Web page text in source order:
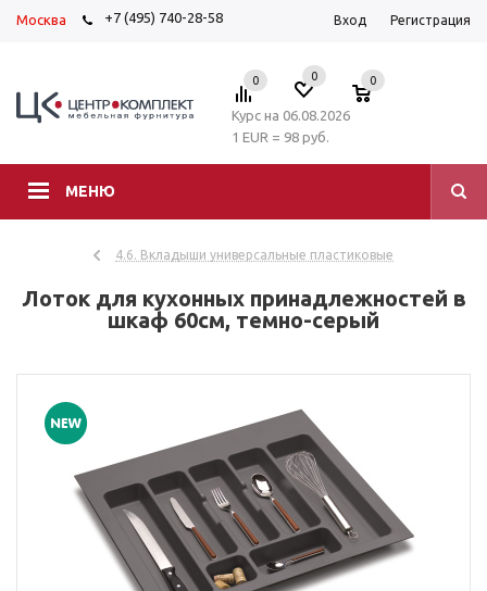
Москва +7 (495) 740-28-58 Вход Регистрация
МЕНЮ
0 0 0
Курс на 06.08.2026
1 EUR = 98 руб.
4.6. Вкладыши универсальные пластиковые
Лоток для кухонных принадлежностей в
шкаф 60см, темно-серый